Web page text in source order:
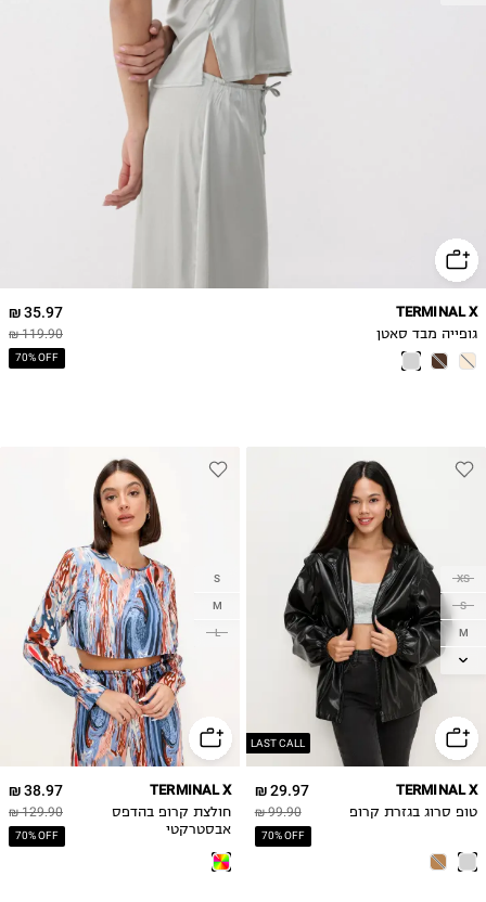
35.97 ₪
119.90 ₪
70% OFF
TERMINAL X
גופייה מבד סאטן
LAST CALL
XS
S
M
L
29.97 ₪
99.90 ₪
70% OFF
TERMINAL X
טופ סרוג בגזרת קרופ
S
M
L
38.97 ₪
129.90 ₪
70% OFF
TERMINAL X
חולצת קרופ בהדפס
אבסטרקטי